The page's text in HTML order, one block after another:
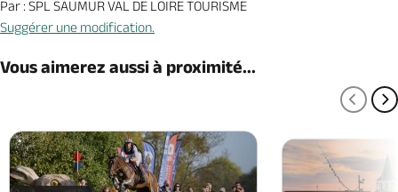
Par : SPL SAUMUR VAL DE LOIRE TOURISME
Suggérer une modification.
Vous aimerez aussi à proximité...